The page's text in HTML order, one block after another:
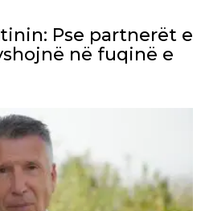
Pse partnerët e
në fuqinë e